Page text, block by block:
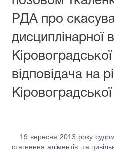
РДА про
дисциплінарної
відповідача на
19 вересня 2013 року
стягнення аліментів та